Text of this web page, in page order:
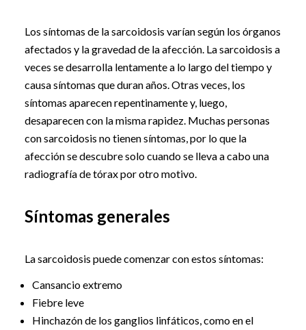
Los síntomas de la sarcoidosis varían según los órganos
afectados y la gravedad de la afección. La sarcoidosis a
veces se desarrolla lentamente a lo largo del tiempo y
causa síntomas que duran años. Otras veces, los
síntomas aparecen repentinamente y, luego,
desaparecen con la misma rapidez. Muchas personas
con sarcoidosis no tienen síntomas, por lo que la
afección se descubre solo cuando se lleva a cabo una
radiografía de tórax por otro motivo.
Síntomas generales
La sarcoidosis puede comenzar con estos síntomas:
Cansancio extremo
Fiebre leve
Hinchazón de los ganglios linfáticos, como en el